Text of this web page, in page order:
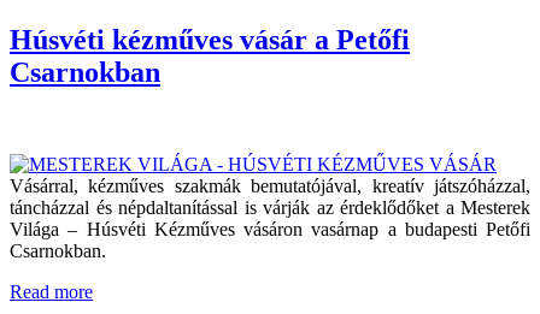
Húsvéti kézműves vásár a Petőfi
Csarnokban
Vásárral, kézműves szakmák bemutatójával, kreatív játszóházzal,
táncházzal és népdaltanítással is várják az érdeklődőket a Mesterek
Világa – Húsvéti Kézműves vásáron vasárnap a budapesti Petőfi
Csarnokban.
Read more